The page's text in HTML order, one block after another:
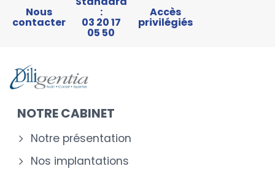
Nous
contacter
:
03 20 17
05 50
Accès
privilégiés
NOTRE CABINET
Notre présentation
Nos implantations